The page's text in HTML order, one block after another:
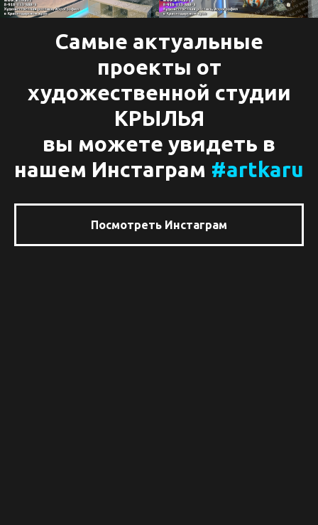
Самые актуальные
проекты от
художественной студии
КРЫЛЬЯ
вы можете увидеть в
нашем Инстаграм #artkaru
Посмотреть Инстаграм